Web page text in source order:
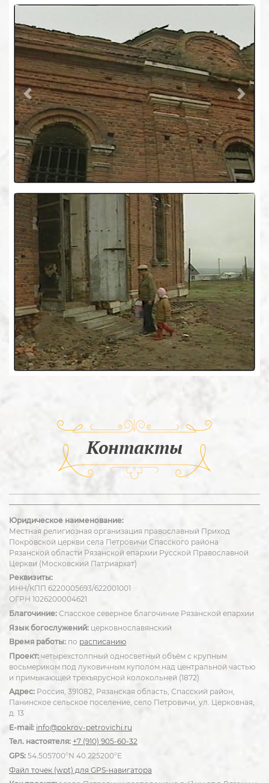
Previous Next
Контакты
Юридическое наименование:
Местная религиозная организация православный Приход
Покровской церкви села Петровичи Спасского района
Рязанской области Рязанской епархии Русской Православной
Церкви (Московский Патриархат)
Реквизиты:
ИНН/КПП 6220005693/622001001
ОГРН 1026200004621
Благочиние: Спасское северное благочиние Рязанской епархии
Язык богослужений: церковнославянский
Время работы: по расписанию
Проект: четырехстолпный односветный объём с крупным
восьмериком под луковичным куполом над центральной частью
и примыкающей трехъярусной колокольней (1872)
Адрес: Россия, 391082, Рязанская область, Спасский район,
Панинское сельское поселение, село Петровичи, ул. Церковная,
д. 13
E-mail: info@pokrov-petrovichi.ru
Тел. настоятеля: +7 (910) 905-60-32
GPS: 54.505700°N 40.225200°E
Файл точек (wpt) для GPS-навигатора